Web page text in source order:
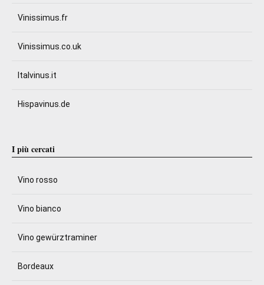
Vinissimus.fr
Vinissimus.co.uk
Italvinus.it
Hispavinus.de
I più cercati
Vino rosso
Vino bianco
Vino gewürztraminer
Bordeaux